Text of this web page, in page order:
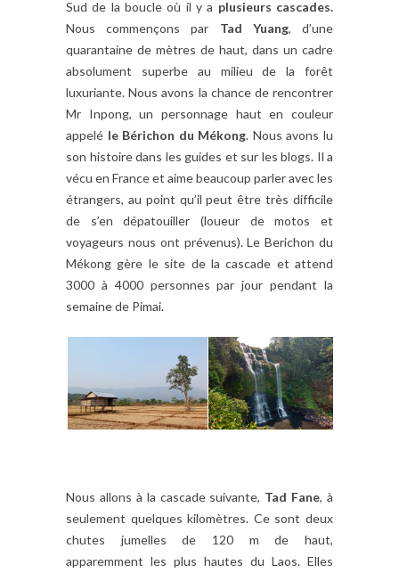
Sud de la boucle où il y a plusieurs cascades.
Nous commençons par Tad Yuang, d’une
quarantaine de mètres de haut, dans un cadre
absolument superbe au milieu de la forêt
luxuriante. Nous avons la chance de rencontrer
Mr Inpong, un personnage haut en couleur
appelé le Bérichon du Mékong. Nous avons lu
son histoire dans les guides et sur les blogs. Il a
vécu en France et aime beaucoup parler avec les
étrangers, au point qu’il peut être très difficile
de s’en dépatouiller (loueur de motos et
voyageurs nous ont prévenus). Le Berichon du
Mékong gère le site de la cascade et attend
3000 à 4000 personnes par jour pendant la
semaine de Pimai.
Nous allons à la cascade suivante, Tad Fane, à
seulement quelques kilomètres. Ce sont deux
chutes jumelles de 120 m de haut,
apparemment les plus hautes du Laos. Elles